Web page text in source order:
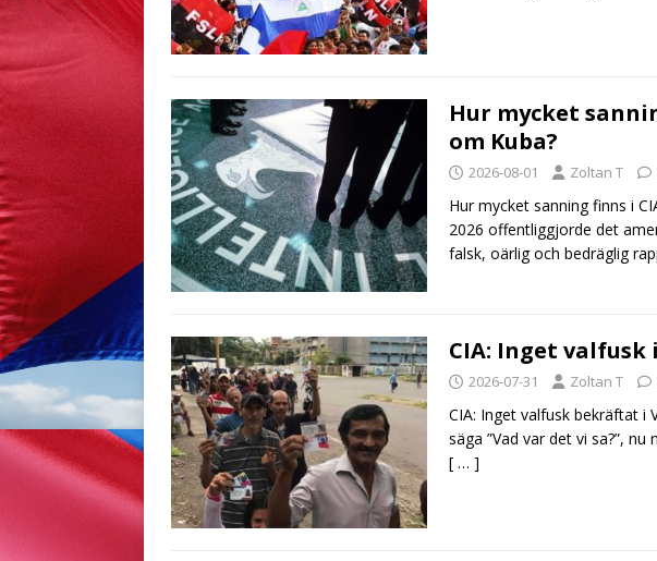
Hur mycket
om Kuba?
2026-08-01 Zoltan T
Hur mycket sanning finns i
2026 offentliggjorde det
falsk, oärlig och bedräglig
CIA: Inget valfusk
2026-07-31 Zoltan T
CIA: Inget valfusk bekräftat i
säga ”Vad var det vi sa?”,
[ … ]